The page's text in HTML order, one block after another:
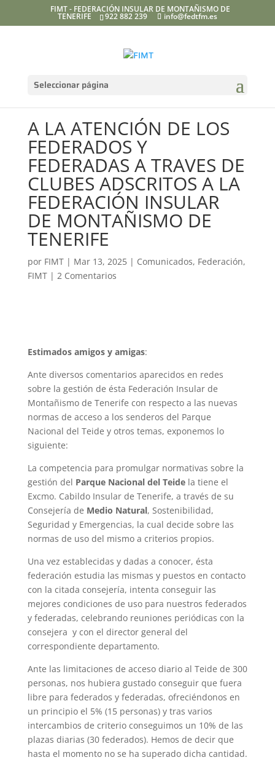
FIMT - FEDERACIÓN INSULAR DE MONTAÑISMO DE
TENERIFE 922 882 239 info@fedtfm.es
Seleccionar página
A LA ATENCIÓN DE LOS
FEDERADOS Y
FEDERADAS A TRAVES DE
CLUBES ADSCRITOS A LA
FEDERACIÓN INSULAR
DE MONTAÑISMO DE
TENERIFE
por FIMT| Mar 13, 2025| Comunicados, Federación,
FIMT| 2 Comentarios
Estimados amigos y amigas:
Ante diversos comentarios aparecidos en redes
sobre la gestión de ésta Federación Insular de
Montañismo de Tenerife con respecto a las nuevas
normas de acceso a los senderos del Parque
Nacional del Teide y otros temas, exponemos lo
siguiente:
La competencia para promulgar normativas sobre la
gestión del Parque Nacional del Teidela tiene el
Excmo. Cabildo Insular de Tenerife, a través de su
Consejería de Medio Natural, Sostenibilidad,
Seguridad y Emergencias, la cual decide sobre las
normas de uso del mismo a criterios propios.
Una vez establecidas y dadas a conocer, ésta
federación estudia las mismas y puestos en contacto
con la citada consejería, intenta conseguir las
mejores condiciones de uso para nuestros federados
y federadas, celebrando reuniones periódicas con la
consejera y con el director general del
correspondiente departamento.
Ante las limitaciones de acceso diario al Teide de 300
personas, nos hubiera gustado conseguir que fuera
libre para federados y federadas, ofreciéndonos en
un principio el 5% (15 personas) y tras varios
intercambios de criterio conseguimos un 10% de las
plazas diarias (30 federados). Hemos de decir que
hasta el momento no se ha superado dicha cantidad.